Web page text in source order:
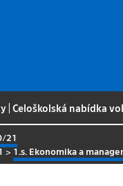
|Celoškolská nabídka
21
>1.s. Ekonomika a